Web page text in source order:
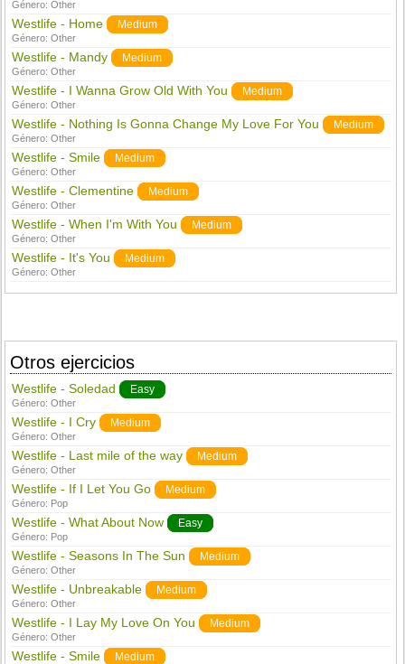
Género:Other
Westlife - Home Medium
Género:Other
Westlife - Mandy Medium
Género:Other
Westlife - I Wanna Grow Old With You Medium
Género:Other
Westlife - Nothing Is Gonna Change My Love For You Medium
Género:Other
Westlife - Smile Medium
Género:Other
Westlife - Clementine Medium
Género:Other
Westlife - When I'm With You Medium
Género:Other
Westlife - It's You Medium
Género:Other
Otros ejercicios
Westlife - Soledad Easy
Género:Other
Westlife - I Cry Medium
Género:Other
Westlife - Last mile of the way Medium
Género:Other
Westlife - If I Let You Go Medium
Género: Pop
Westlife - What About Now Easy
Género: Pop
Westlife - Seasons In The Sun Medium
Género:Other
Westlife - Unbreakable Medium
Género:Other
Westlife - I Lay My Love On You Medium
Género:Other
Westlife - Smile Medium